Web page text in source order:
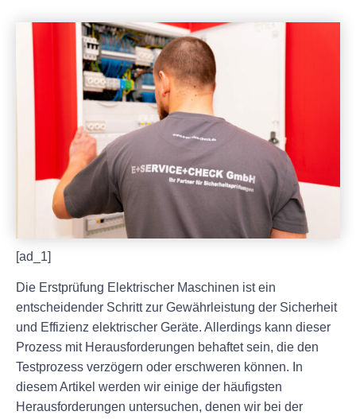
[ad_1]
Die Erstprüfung Elektrischer Maschinen ist ein
entscheidender Schritt zur Gewährleistung der Sicherheit
und Effizienz elektrischer Geräte. Allerdings kann dieser
Prozess mit Herausforderungen behaftet sein, die den
Testprozess verzögern oder erschweren können. In
diesem Artikel werden wir einige der häufigsten
Herausforderungen untersuchen, denen wir bei der